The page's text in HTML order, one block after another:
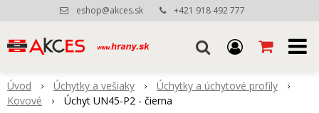
eshop@akces.sk +421 918 492 777
Úvod Úchytky a vešiaky
Úchytky a úchytové profily
Kovové
Úchyt UN45-P2 - čierna